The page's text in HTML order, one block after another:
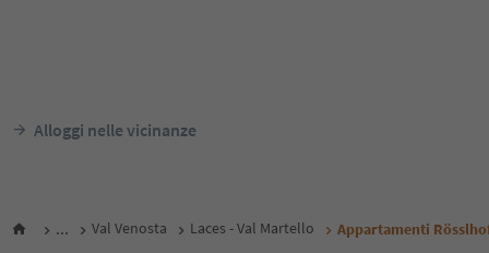
Alloggi nelle vicinanze
... Val Venosta Laces - Val Martello Appartamenti